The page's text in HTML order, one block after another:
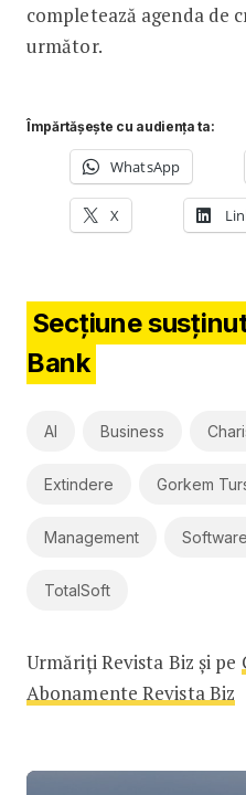
completează agenda de
următor.
Împărtășește cu audiența ta:
WhatsApp
X
Secțiune
Bank
AI Business
Extindere Gorkem
Management Software
TotalSoft
Urmăriți Revista Biz și pe
Abonamente Revista Biz